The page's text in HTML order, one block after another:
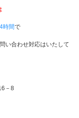
時間で
い合わせ対応はいたして
－8